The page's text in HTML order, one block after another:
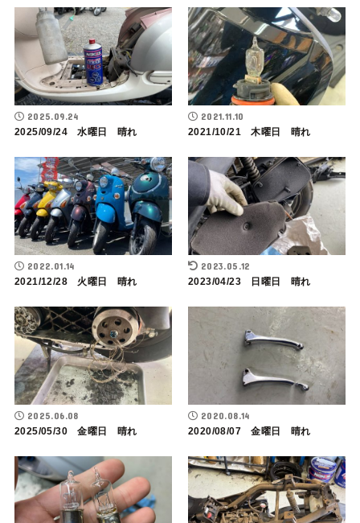
2025.09.24
2025/09/24 水曜日 晴れ
2021.11.10
2021/10/21 木曜日 晴れ
2022.01.14
2021/12/28 火曜日 晴れ
2023.05.12
2023/04/23 日曜日 晴れ
2025.06.08
2025/05/30 金曜日 晴れ
2020.08.14
2020/08/07 金曜日 晴れ